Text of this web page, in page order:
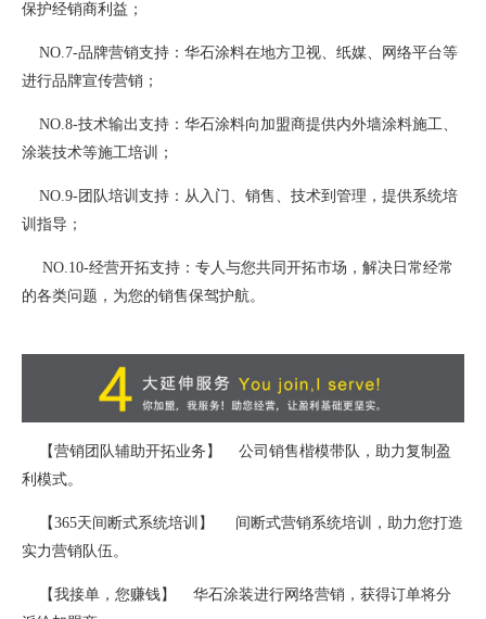
保护经销商利益；
NO.7-品牌营销支持：华石涂料在地方卫视、纸媒、网络平台等
进行品牌宣传营销；
NO.8-技术输出支持：华石涂料向加盟商提供内外墙涂料施工、
涂装技术等施工培训；
NO.9-团队培训支持：从入门、销售、技术到管理，提供系统培
训指导；
NO.10-经营开拓支持：专人与您共同开拓市场，解决日常经常
的各类问题，为您的销售保驾护航。
【营销团队辅助开拓业务】 公司销售楷模带队，助力复制盈
利模式。
【365天间断式系统培训】 间断式营销系统培训，助力您打造
实力营销队伍。
【我接单，您赚钱】 华石涂装进行网络营销，获得订单将分